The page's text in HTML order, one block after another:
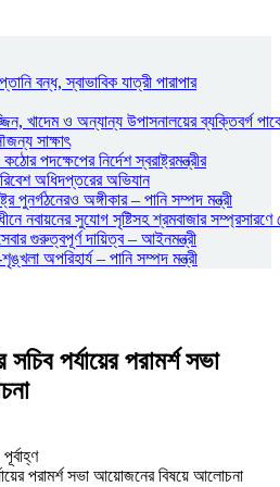
বন্ধ, স্বাভাবিক যাত্রী পারাপার
খাদেম ও অন্যান্য উপাসনালয়ের ব্যক্তিবর্গ
সাক্ষাৎ
পদক্ষেপের নির্দেশ স্বরাষ্ট্রমন্ত্রীর
অধিদপ্তরের অভিযান
অঙ্গীকার – পানি সম্পদ মন্ত্রী
সুযোগ সৃষ্টিসহ শ্রমবাজার সম্প্রসারণে
গুরুত্বপূর্ণ দায়িত্ব – আইনমন্ত্রী
অপরিহার্য – পানি সম্পদ মন্ত্রী
সচিব পর্যায়ের পরামর্শ সভা